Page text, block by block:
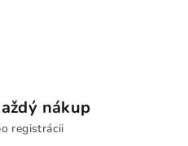
nákup
registrácii